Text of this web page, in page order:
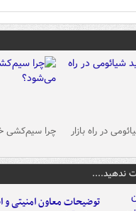
در راه بازار چرا سیم‌کشی
ندهید....
توضیحات معاون امنیتی و